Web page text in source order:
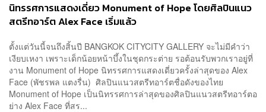
นิทรรศการแสดงเดี่ยว Monument of Hope โดยศิลปินแนว
สตรีทอาร์ต Alex Face เริ่มแล้ว
ตั้งแต่วันนี้จนถึงสิ้นปี BANGKOK CITYCITY GALLERY จะไม่มีคำว่า
เงียบเหงา เพราะเด็กน้อยหน้าบึ้งในชุดกระต่าย รอต้อนรับพวกเราอยู่ที่
งาน Monument of Hope นิทรรศการแสดงเดี่ยวครั้งล่าสุดของ Alex
Face (พัชรพล แตงรื่น) ศิลปินแนวสตรีทอาร์ตชื่อดังของไทย
Monument of Hope เป็นนิทรรศการล่าสุดของศิลปินแนวสตรีทอาร์ตอ
ย่าง Alex Face ที่สร...